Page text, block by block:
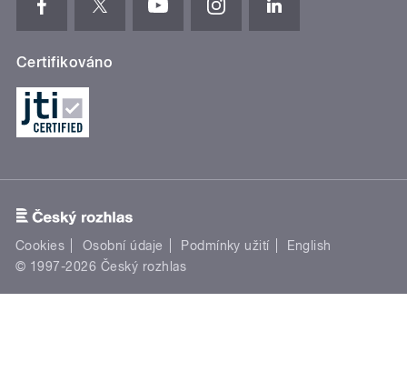
Certifikováno
Cookies Osobní údaje Podmínky užití
English
© 1997-2026 Český rozhlas